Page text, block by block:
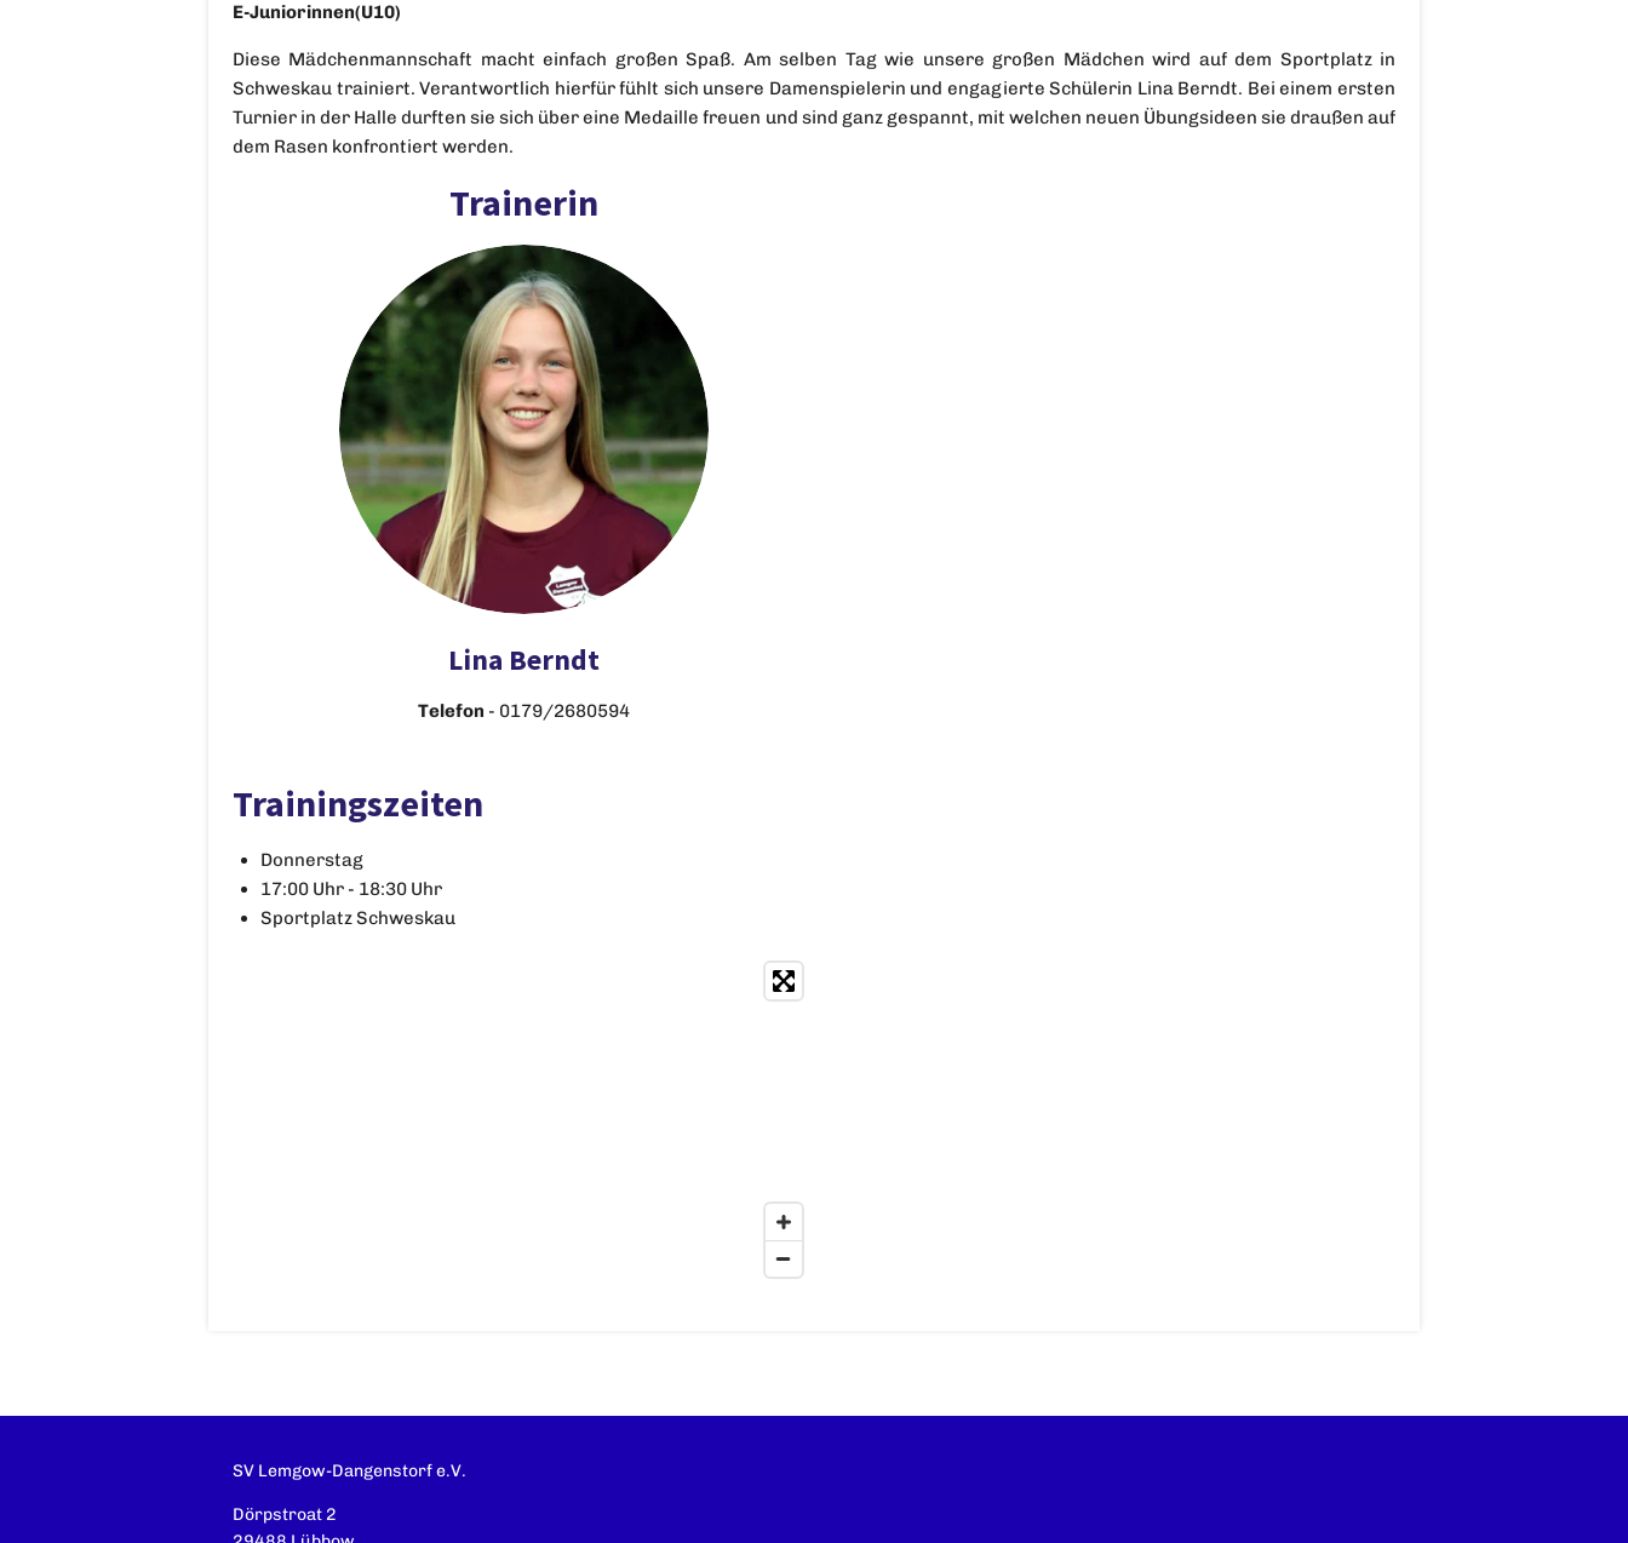
E-Juniorinnen(U10)
Diese Mädchenmannschaft macht einfach großen Spaß. Am selben Tag wie unsere großen Mädchen wird auf dem Sportplatz in
Schweskau trainiert. Verantwortlich hierfür fühlt sich unsere Damenspielerin und engagierte Schülerin Lina Berndt. Bei einem ersten
Turnier in der Halle durften sie sich über eine Medaille freuen und sind ganz gespannt, mit welchen neuen Übungsideen sie draußen auf
dem Rasen konfrontiert werden.
Trainerin
Lina Berndt
Telefon - 0179/2680594
Trainingszeiten
Donnerstag
17:00 Uhr - 18:30 Uhr
Sportplatz Schweskau
SV Lemgow-Dangenstorf e.V.
Dörpstroat 2